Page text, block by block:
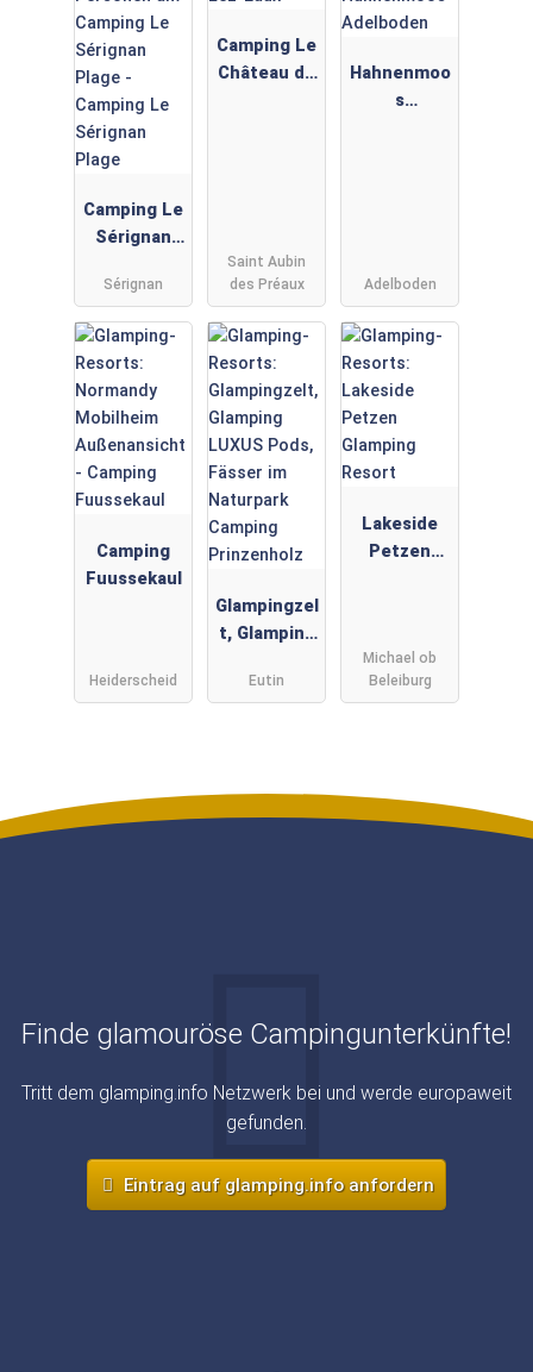
Camping Le
Sérignan
Sérignan
Camping Le
Château de
Saint Aubin
des Préaux
Hahnenmoo
s
Adelboden
Camping
Fuussekaul
Heiderscheid
Glampingzel
t, Glamping
Pods,
Prinzenholz
Eutin
Lakeside
Petzen
Michael ob
Beleiburg
Finde glamouröse Campingunterkünfte!
Tritt dem glamping.info Netzwerk bei und werde europaweit
gefunden.
Eintrag auf glamping.info anfordern